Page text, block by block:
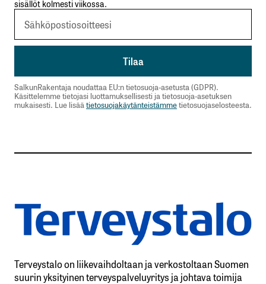
sisällöt kolmesti viikossa.
SalkunRakentaja noudattaa EU:n tietosuoja-asetusta (GDPR).
Käsittelemme tietojasi luottamuksellisesti ja tietosuoja-asetuksen
mukaisesti. Lue lisää tietosuojakäytänteistämmetietosuojaselosteesta.
Terveystalo on liikevaihdoltaan ja verkostoltaan Suomen
suurin yksityinen terveyspalveluyritys ja johtava toimija